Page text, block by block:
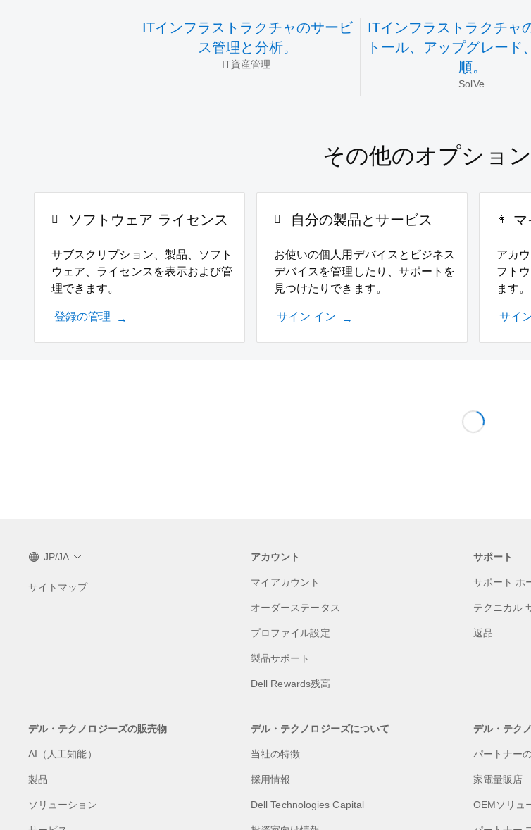
ITインフラストラクチャのサービ
ス管理と分析。
IT資産管理
ITインフラストラクチャ
トール、アップグレード
順。
SolVe
その他のオプショ
ソフトウェア ライセンス
サブスクリプション、製品、ソフト
ウェア、ライセンスを表示および管
理できます。
登録の管理
自分の製品とサービス
お使いの個人用デバイスとビジネス
デバイスを管理したり、サポートを
見つけたりできます。
サイン イン
マ
アカ
フト
ます。
サイ
JP/JA
サイトマップ
アカウント
マイアカウント
オーダーステータス
プロファイル設定
製品サポート
Dell Rewards残高
サポート
サポート ホ
テクニカル
返品
デル・テクノロジーズの販売物
AI（人工知能）
製品
ソリューション
デル・テクノロジーズについて
当社の特徴
採用情報
Dell Technologies Capital
デル・テク
パートナー
家電量販店
OEMソリュ